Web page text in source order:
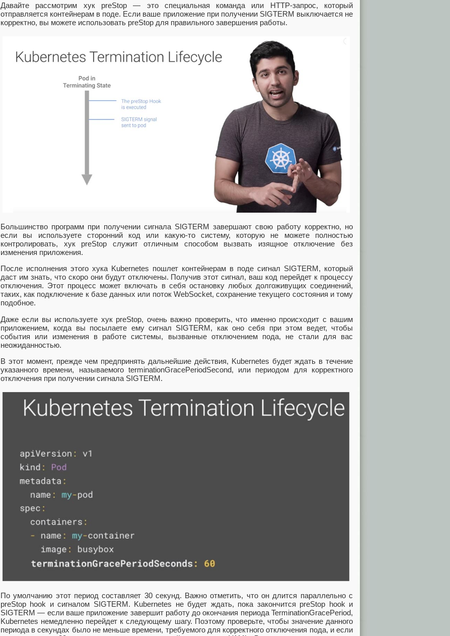
Давайте рассмотрим хук preStop — это специальная команда или HTTP-запрос, который
отправляется контейнерам в поде. Если ваше приложение при получении SIGTERM выключается не
корректно, вы можете использовать preStop для правильного завершения работы.
Большинство программ при получении сигнала SIGTERM завершают свою работу корректно, но
если вы используете сторонний код или какую-то систему, которую не можете полностью
контролировать, хук preStop служит отличным способом вызвать изящное отключение без
изменения приложения.
После исполнения этого хука Kubernetes пошлет контейнерам в поде сигнал SIGTERM, который
даст им знать, что скоро они будут отключены. Получив этот сигнал, ваш код перейдет к процессу
отключения. Этот процесс может включать в себя остановку любых долгоживущих соединений,
таких, как подключение к базе данных или поток WebSocket, сохранение текущего состояния и тому
подобное.
Даже если вы используете хук preStop, очень важно проверить, что именно происходит с вашим
приложением, когда вы посылаете ему сигнал SIGTERM, как оно себя при этом ведет, чтобы
события или изменения в работе системы, вызванные отключением пода, не стали для вас
неожиданностью.
В этот момент, прежде чем предпринять дальнейшие действия, Kubernetes будет ждать в течение
указанного времени, называемого terminationGracePeriodSecond, или периодом для корректного
отключения при получении сигнала SIGTERM.
По умолчанию этот период составляет 30 секунд. Важно отметить, что он длится параллельно с
preStop hook и сигналом SIGTERM. Kubernetes не будет ждать, пока закончится preStop hook и
SIGTERM — если ваше приложение завершит работу до окончания периода TerminationGracePeriod,
Kubernetes немедленно перейдет к следующему шагу. Поэтому проверьте, чтобы значение данного
периода в секундах было не меньше времени, требуемого для корректного отключения пода, и если